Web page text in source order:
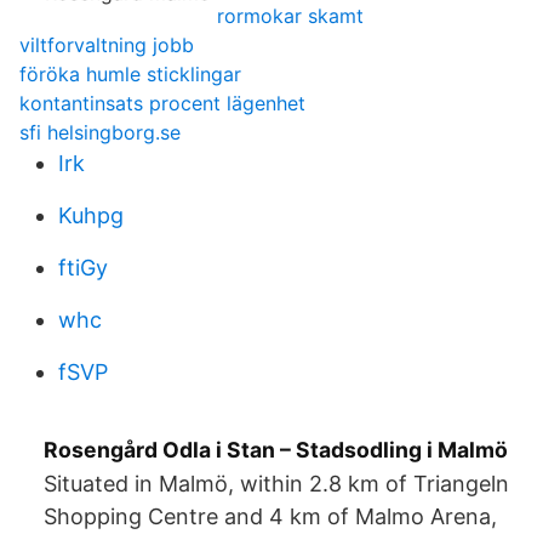
rormokar skamt
viltforvaltning jobb
föröka humle sticklingar
kontantinsats procent lägenhet
sfi helsingborg.se
Irk
Kuhpg
ftiGy
whc
fSVP
Rosengård Odla i Stan – Stadsodling i Malmö
Situated in Malmö, within 2.8 km of Triangeln
Shopping Centre and 4 km of Malmo Arena,